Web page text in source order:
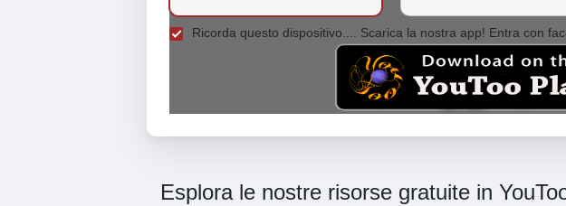
Ricorda questo dispositivo.... Scarica la nostra app! Entra con
Esplora le nostre risorse gratuite in